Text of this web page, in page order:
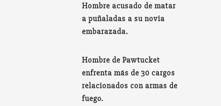
Hombre acusado de matar
a puñaladas a su novia
embarazada.
Hombre de Pawtucket
enfrenta más de 30 cargos
relacionados con armas de
fuego.